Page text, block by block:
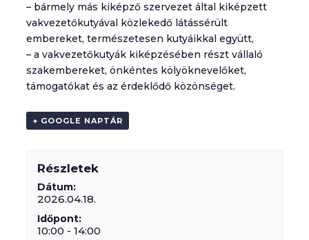
– bármely más kiképző szervezet által kiképzett
vakvezetőkutyával közlekedő látássérült
embereket, természetesen kutyáikkal együtt,
– a vakvezetőkutyák kiképzésében részt vállaló
szakembereket, önkéntes kölyöknevelőket,
támogatókat és az érdeklődő közönséget.
+ GOOGLE NAPTÁR
Részletek
Dátum:
2026.04.18.
Időpont:
10:00 - 14:00